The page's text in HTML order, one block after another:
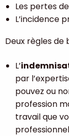
Les pertes
L’incidence
Deux règles
L’
par
pouvez ou
profession
travail que